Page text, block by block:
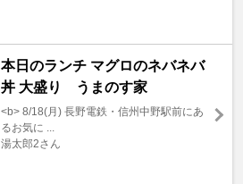
本日のランチ マグロのネバネバ
丼 大盛り うまのす家
<b> 8/18(月) 長野電鉄・信州中野駅前にあ
るお気に ...
湯太郎2さん